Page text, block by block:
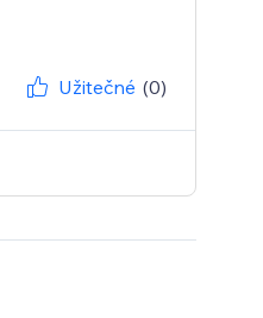
Užitečné (0)